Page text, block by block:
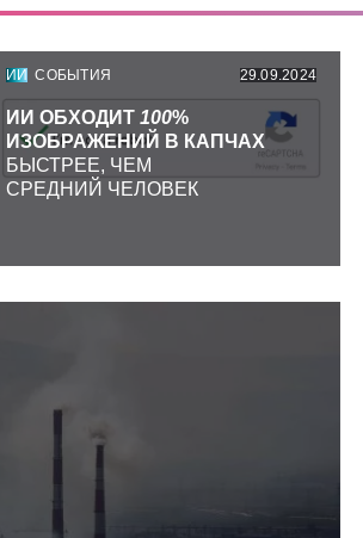
ИИ СОБЫТИЯ 29.09.2024
ИИ ОБХОДИТ 100%
ИЗОБРАЖЕНИЙ В КАПЧАХ
БЫСТРЕЕ, ЧЕМ
СРЕДНИЙ ЧЕЛОВЕК